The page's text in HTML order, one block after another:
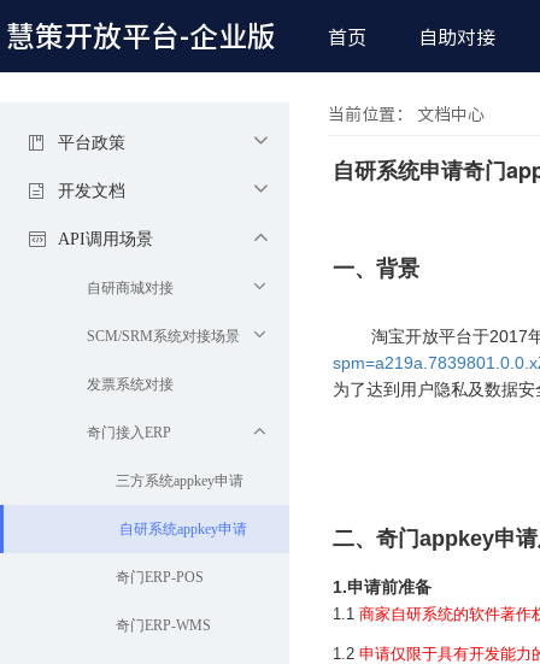
慧策开放平台-企业版 首页 自助对接
平台政策
开发文档
API调用场景
自研商城对接
SCM/SRM系统对接场景
发票系统对接
奇门接入ERP
三方系统appkey申请
自研系统appkey申请
奇门ERP-POS
奇门ERP-WMS
当前位置： 文档中心
自研系统申请奇门
一、背景
淘宝开放平台于2017
为了达到用户隐私及数据
二、奇门appkey申
1.申请前准备
1.1 商家自研系统的软件著作
1.2 申请仅限于具有开发能力